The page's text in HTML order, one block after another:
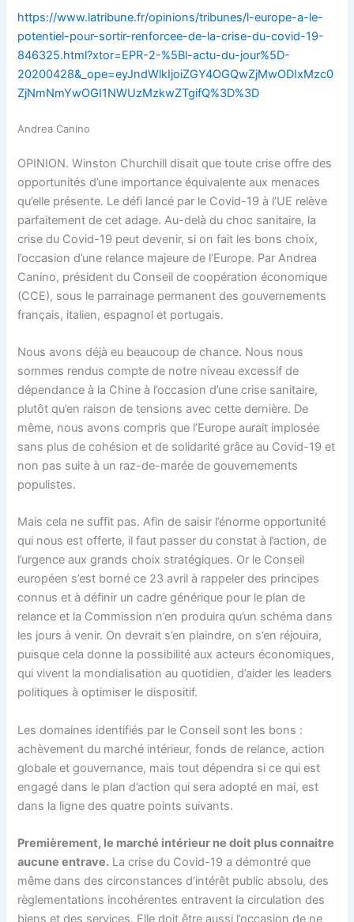
https://www.latribune.fr/opinions/tribunes/l-europe-a-le-
potentiel-pour-sortir-renforcee-de-la-crise-du-covid-19-
846325.html?xtor=EPR-2-%5Bl-actu-du-jour%5D-
20200428&_ope=eyJndWlkIjoiZGY4OGQwZjMwODIxMzc0
ZjNmNmYwOGI1NWUzMzkwZTgifQ%3D%3D
Andrea Canino
OPINION. Winston Churchill disait que toute crise offre des
opportunités d’une importance équivalente aux menaces
qu’elle présente. Le défi lancé par le Covid-19 à l’UE relève
parfaitement de cet adage. Au-delà du choc sanitaire, la
crise du Covid-19 peut devenir, si on fait les bons choix,
l’occasion d’une relance majeure de l’Europe. Par Andrea
Canino, président du Conseil de coopération économique
(CCE), sous le parrainage permanent des gouvernements
français, italien, espagnol et portugais.
Nous avons déjà eu beaucoup de chance. Nous nous
sommes rendus compte de notre niveau excessif de
dépendance à la Chine à l’occasion d’une crise sanitaire,
plutôt qu’en raison de tensions avec cette dernière. De
même, nous avons compris que l’Europe aurait implosée
sans plus de cohésion et de solidarité grâce au Covid-19 et
non pas suite à un raz-de-marée de gouvernements
populistes.
Mais cela ne suffit pas. Afin de saisir l’énorme opportunité
qui nous est offerte, il faut passer du constat à l’action, de
l’urgence aux grands choix stratégiques. Or le Conseil
européen s’est borné ce 23 avril à rappeler des principes
connus et à définir un cadre générique pour le plan de
relance et la Commission n’en produira qu’un schéma dans
les jours à venir. On devrait s’en plaindre, on s’en réjouira,
puisque cela donne la possibilité aux acteurs économiques,
qui vivent la mondialisation au quotidien, d’aider les leaders
politiques à optimiser le dispositif.
Les domaines identifiés par le Conseil sont les bons :
achèvement du marché intérieur, fonds de relance, action
globale et gouvernance, mais tout dépendra si ce qui est
engagé dans le plan d’action qui sera adopté en mai, est
dans la ligne des quatre points suivants.
Premièrement, le marché intérieur ne doit plus connaitre
aucune entrave. La crise du Covid-19 a démontré que
même dans des circonstances d’intérêt public absolu, des
règlementations incohérentes entravent la circulation des
biens et des services. Elle doit être aussi l’occasion de ne